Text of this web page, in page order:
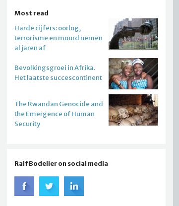
Most read
Harde cijfers: oorlog,
terrorisme en moord nemen
al jaren af
Bevolkingsgroei in Afrika.
Het laatste succescontinent
The Rwandan Genocide and
the Emergence of Human
Security
Ralf Bodelier on social media